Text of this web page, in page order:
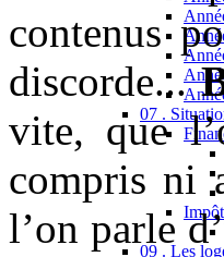
07 .
09 . Les
contenus
discorde...
vite, que
compris ni
l’on parle